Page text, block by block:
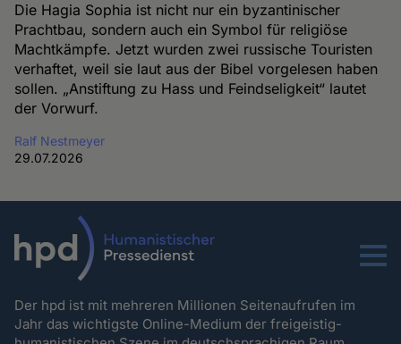
Die Hagia Sophia ist nicht nur ein byzantinischer
Prachtbau, sondern auch ein Symbol für religiöse
Machtkämpfe. Jetzt wurden zwei russische Touristen
verhaftet, weil sie laut aus der Bibel vorgelesen haben
sollen. „Anstiftung zu Hass und Feindseligkeit“ lautet
der Vorwurf.
Ralf Nestmeyer
29.07.2026
Menu
Der hpd ist mit mehreren Millionen Seitenaufrufen im
Jahr das wichtigste Online-Medium der freigeistig-